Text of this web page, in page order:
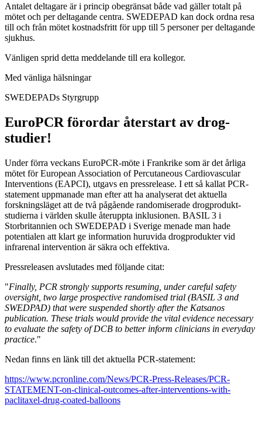
Antalet deltagare är i princip obegränsat både vad gäller totalt på
mötet och per deltagande centra. SWEDEPAD kan dock ordna resa
till och från mötet kostnadsfritt för upp till 5 personer per deltagande
sjukhus.
Vänligen sprid detta meddelande till era kollegor.
Med vänliga hälsningar
SWEDEPADs Styrgrupp
EuroPCR förordar återstart av drog-
studier!
Under förra veckans EuroPCR-möte i Frankrike som är det årliga
mötet för European Association of Percutaneous Cardiovascular
Interventions (EAPCI), utgavs en pressrelease. I ett så kallat PCR-
statement uppmanade man efter att ha analyserat det aktuella
forskningsläget att de två pågående randomiserade drogprodukt-
studierna i världen skulle återuppta inklusionen. BASIL 3 i
Storbritannien och SWEDEPAD i Sverige menade man hade
potentialen att klart ge information huruvida drogprodukter vid
infrarenal intervention är säkra och effektiva.
Pressreleasen avslutades med följande citat:
"Finally, PCR strongly supports resuming, under careful safety
oversight, two large prospective randomised trial (BASIL 3 and
SWEDPAD) that were suspended shortly after the Katsanos
publication. These trials would provide the vital evidence necessary
to evaluate the safety of DCB to better inform clinicians in everyday
practice."
Nedan finns en länk till det aktuella PCR-statement:
https://www.pcronline.com/News/PCR-Press-Releases/PCR-
STATEMENT-on-clinical-outcomes-after-interventions-with-
paclitaxel-drug-coated-balloons